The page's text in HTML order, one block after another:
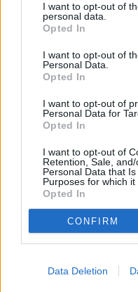
I want to opt-out of
personal data.
Opted In
I want to opt-out of
Personal Data.
Opted In
I want to opt-out of
Personal Data for
Opted In
I want to opt-out of
Retention, Sale,
Personal Data that
Purposes for which it
Opted In
CONFIRM
Data Deletion
Leicht
Fischspieße
Leicht
Tequila-
Leicht
Lamm-Satê-